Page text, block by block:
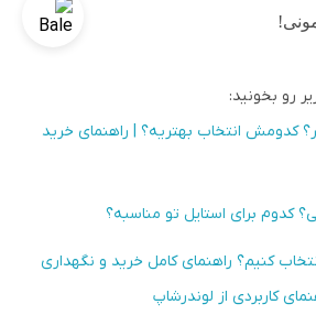
رو بخونید:
کدومش انتخاب بهتریه؟ | راهنمای خرید
کدوم برای استایل تو مناسبه؟
کنیم؟ راهنمای کامل خرید و نگهداری
کاربردی از لوندرشاپ